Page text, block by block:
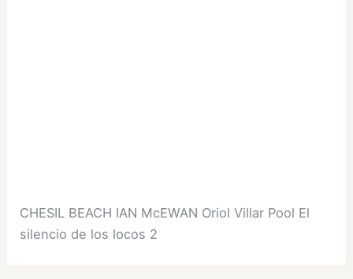
CHESIL BEACH IAN McEWAN Oriol Villar Pool El
silencio de los locos 2